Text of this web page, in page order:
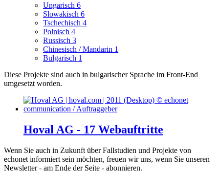
Ungarisch 6
Slowakisch 6
Tschechisch 4
Polnisch 4
Russisch 3
Chinesisch / Mandarin 1
Bulgarisch 1
Diese Projekte sind auch in bulgarischer Sprache im Front-End
umgesetzt worden.
Hoval AG - 17 Webauftritte
Wenn Sie auch in Zukunft über Fallstudien und Projekte von
echonet informiert sein möchten, freuen wir uns, wenn Sie unseren
Newsletter - am Ende der Seite - abonnieren.